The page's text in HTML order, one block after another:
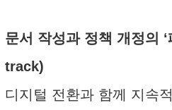
문서 작성과 정책 개정의
track)
디지털 전환과 함께 지속